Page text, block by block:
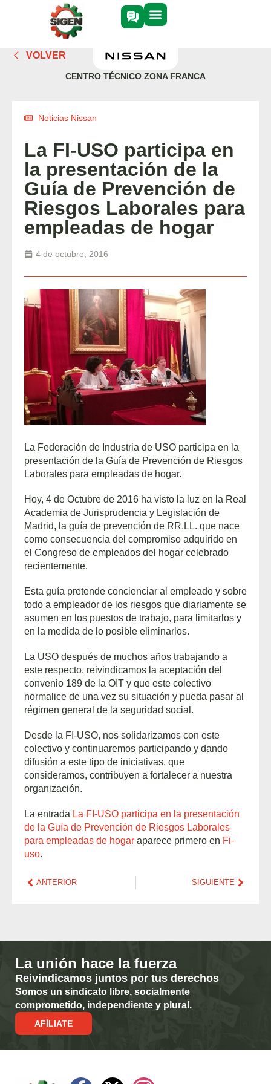
VOLVER
CENTRO TÉCNICO ZONA FRANCA
Noticias Nissan
La FI-USO participa en
la presentación de la
Guía de Prevención de
Riesgos Laborales para
empleadas de hogar
4 de octubre, 2016
La Federación de Industria de USO participa en la
presentación de la Guía de Prevención de Riesgos
Laborales para empleadas de hogar.
Hoy, 4 de Octubre de 2016 ha visto la luz en la Real
Academia de Jurisprudencia y Legislación de
Madrid, la guía de prevención de RR.LL. que nace
como consecuencia del compromiso adquirido en
el Congreso de empleados del hogar celebrado
recientemente.
Esta guía pretende concienciar al empleado y sobre
todo a empleador de los riesgos que diariamente se
asumen en los puestos de trabajo, para limitarlos y
en la medida de lo posible eliminarlos.
La USO después de muchos años trabajando a
este respecto, reivindicamos la aceptación del
convenio 189 de la OIT y que este colectivo
normalice de una vez su situación y pueda pasar al
régimen general de la seguridad social.
Desde la FI-USO, nos solidarizamos con este
colectivo y continuaremos participando y dando
difusión a este tipo de iniciativas, que
consideramos, contribuyen a fortalecer a nuestra
organización.
La entrada La FI-USO participa en la presentación
de la Guía de Prevención de Riesgos Laborales
para empleadas de hogar aparece primero en Fi-
uso.
ANTERIOR SIGUIENTE
La unión hace la fuerza
Reivindicamos juntos por tus derechos
Somos un sindicato libre, socialmente
comprometido, independiente y plural.
AFÍLIATE